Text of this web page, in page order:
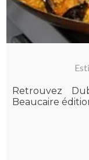
Retrouvez
Beaucaire